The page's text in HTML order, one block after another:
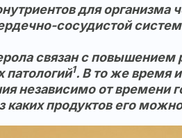
для организма
сосудистой
связан с повышением
1. В то же время
независимо от времени
продуктов его